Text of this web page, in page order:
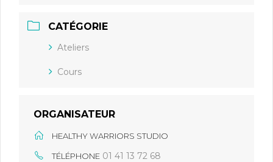
CATÉGORIE
Ateliers
Cours
ORGANISATEUR
HEALTHY WARRIORS STUDIO
TÉLÉPHONE 01 41 13 72 68